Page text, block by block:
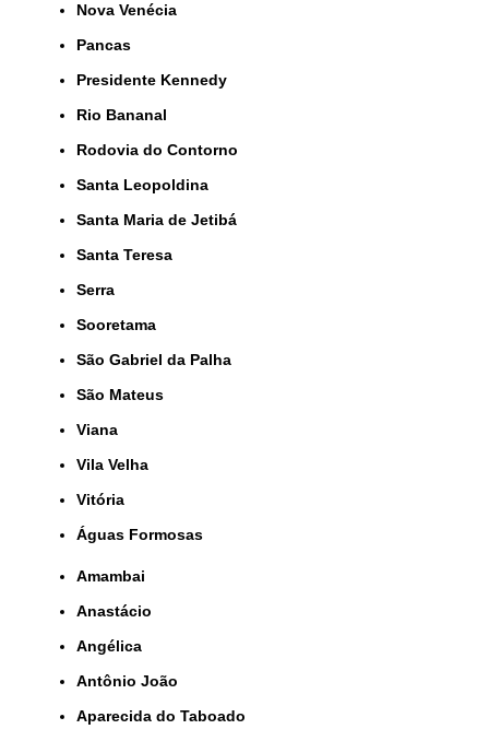
Nova Venécia
Pancas
Presidente Kennedy
Rio Bananal
Rodovia do Contorno
Santa Leopoldina
Santa Maria de Jetibá
Santa Teresa
Serra
Sooretama
São Gabriel da Palha
São Mateus
Viana
Vila Velha
Vitória
Águas Formosas
Amambai
Anastácio
Angélica
Antônio João
Aparecida do Taboado